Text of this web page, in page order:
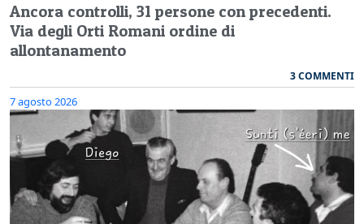
Ancora controlli, 31 persone con precedenti.
Via degli Orti Romani ordine di
allontanamento
3 COMMENTI
7 agosto 2026